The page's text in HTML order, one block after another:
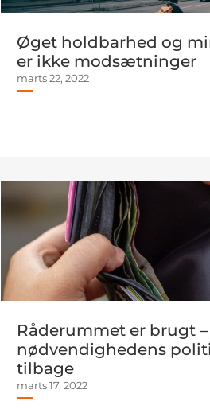
Øget holdbarhed og
er ikke modsætninger
marts 22, 2022
Råderummet er brugt
nødvendighedens
tilbage
marts 17, 2022